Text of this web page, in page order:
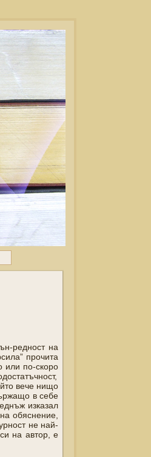
редност на
прочита
или по-скоро
вече нищо
в себе
изказал
обяснение,
не най-
на автор, е